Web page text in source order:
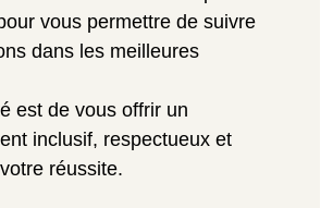
vous permettre de suivre
dans les meilleures
est de vous offrir un
inclusif, respectueux et
réussite.